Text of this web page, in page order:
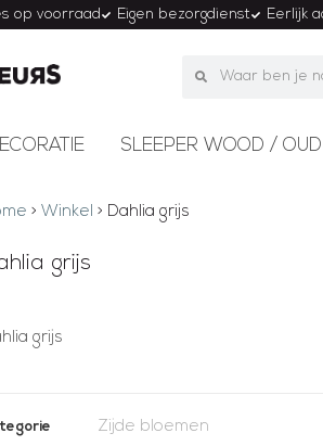
op voorraad Eigen bezorgdienst Eerlijk
SLEEPER WOOD / OUD
> Winkel > Dahlia grijs
grijs
grijs
Zijde bloemen